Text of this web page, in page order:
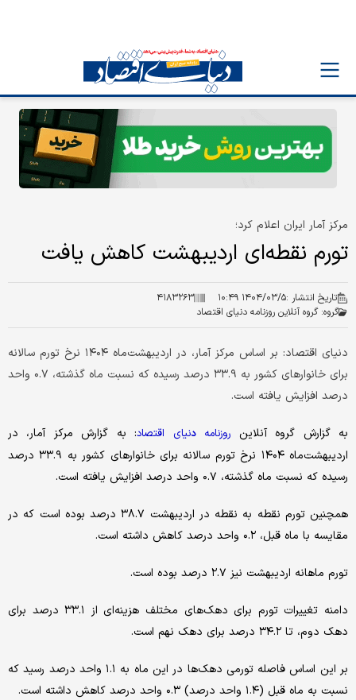
مرکز آمار ایران اعلام کرد؛
تورم نقطه‌ای اردیبهشت کاهش یافت
تاریخ انتشار :۱۴۰۴/۰۳/۵ ۱۰:۴۹
۴۱۸۳۲۶۳
گروه: گروه آنلاین روزنامه دنیای اقتصاد
دنیای اقتصاد: بر اساس مرکز آمار، در اردیبهشت‌ماه ۱۴۰۴ نرخ تورم سالانه
برای خانوارهای کشور به ۳۳.۹ درصد رسیده که نسبت ماه گذشته، ۰.۷ واحد
درصد افزایش یافته است.
به گزارش گروه آنلاین روزنامهدنیای اقتصاد: به گزارش مرکز آمار، در
اردیبهشت‌ماه ۱۴۰۴ نرخ تورم سالانه برای خانوارهای کشور به ۳۳.۹ درصد
رسیده که نسبت ماه گذشته، ۰.۷ واحد درصد افزایش یافته است.
همچنین تورم نقطه به نقطه در اردیبهشت ۳۸.۷ درصد بوده است که در
مقایسه با ماه قبل، ۰.۲ واحد درصد کاهش داشته است.
تورم ماهانه اردیبهشت نیز ۲.۷ درصد بوده است.
دامنه تغییرات تورم برای دهک‌های مختلف هزینه‌ای از ۳۳.۱ درصد برای
دهک­­ دوم، تا ۳۴.۲ درصد برای دهک نهم است.
بر این اساس فاصله تورمی دهک‌ها در این ماه به ۱.۱ واحد درصد رسید که
نسبت به ماه قبل (۱.۴ واحد درصد) ۰.۳ واحد درصد کاهش داشته است.